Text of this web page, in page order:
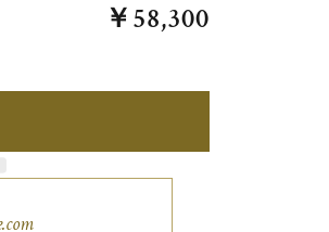
￥58,300